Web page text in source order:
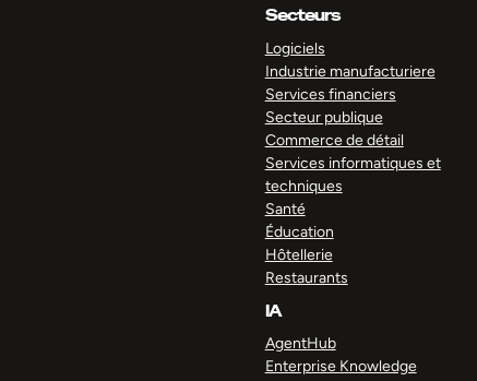
Secteurs
Logiciels
Industrie manufacturiere
Services financiers
Secteur publique
Commerce de détail
Services informatiques et
techniques
Santé
Éducation
Hôtellerie
Restaurants
IA
AgentHub
Enterprise Knowledge